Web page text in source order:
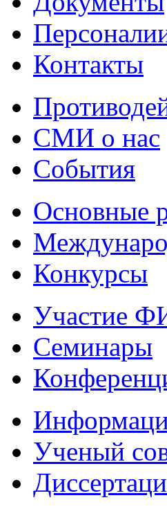
Контакты
СМИ о нас
События
Основные
Конкурсы
Участие
Семинары
Ученый